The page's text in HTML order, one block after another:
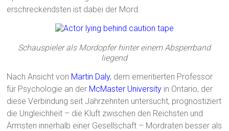
erschreckendsten ist dabei der Mord.
Schauspieler als Mordopfer hinter einem Absperrband
liegend
Nach Ansicht von Martin Daly, dem emeritierten Professor
für Psychologie an der McMaster University in Ontario, der
diese Verbindung seit Jahrzehnten untersucht, prognostiziert
die Ungleichheit – die Kluft zwischen den Reichsten und
Ärmsten innerhalb einer Gesellschaft – Mordraten besser als